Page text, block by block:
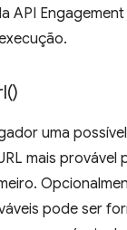
API
)
uma
mais provável
pode ser